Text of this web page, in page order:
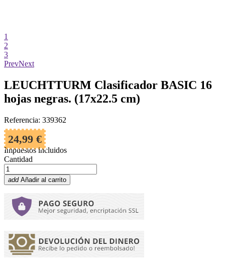
1
2
3
PrevNext
LEUCHTTURM Clasificador BASIC 16
hojas negras. (17x22.5 cm)
Referencia: 339362
24,99 €
Impuestos incluidos
Cantidad
add Añadir al carrito